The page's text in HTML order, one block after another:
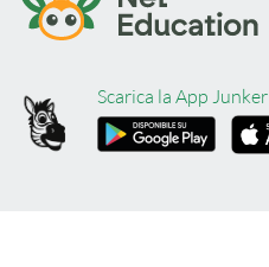
Scarica la App Junker